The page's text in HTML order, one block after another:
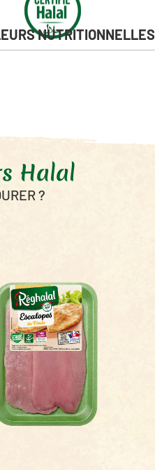
NUTRITIONNELLES
alimentaires
Halal
?